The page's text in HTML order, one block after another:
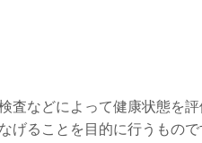
査などによって健康状態を
げることを目的に行うもので